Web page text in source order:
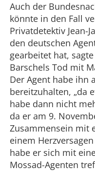
Auch der
könnte in den Fall
Privatdetektiv Jean-
den deutschen
gearbeitet hat,
Barschels Tod mit
Der Agent habe ihn
bereitzuhalten, „da
habe dann nicht
da er am 9.
Zusammensein mit
einem
habe er sich mit
Mossad-Agenten